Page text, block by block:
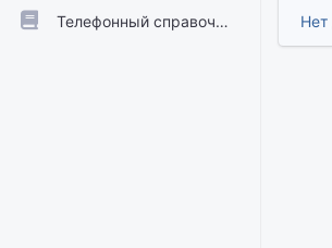
ТГУ.Расписание
Телефонный справочник
Нет